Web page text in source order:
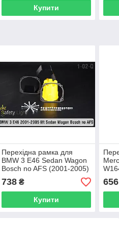
Купити
Перехідна рамка для
BMW 3 E46 Sedan Wagon
Bosch no AFS (2001-2005)
рест
738₴
Купити
656